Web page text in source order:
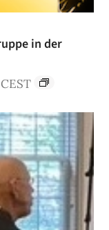
in der
CEST